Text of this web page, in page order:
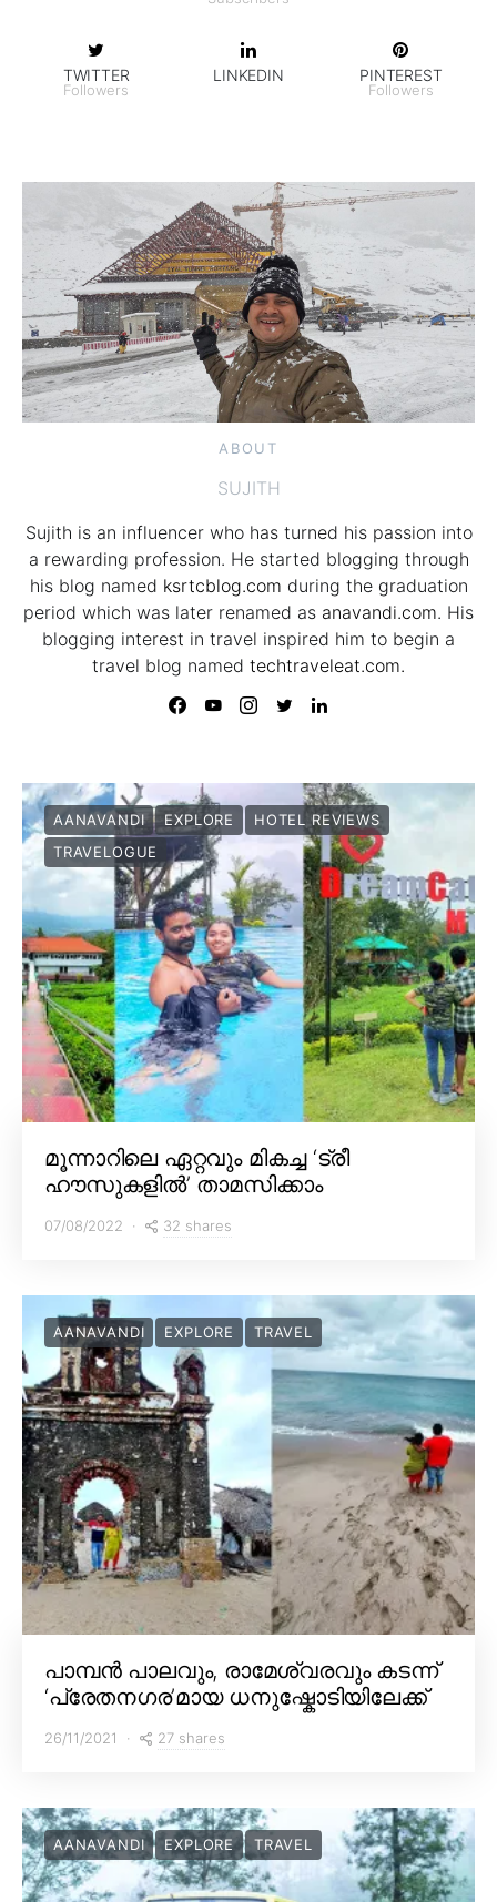
TWITTER
Followers
LINKEDIN PINTEREST
Followers
ABOUT
SUJITH
Sujith is an influencer who has turned his passion into
a rewarding profession. He started blogging through
his blog named ksrtcblog.com during the graduation
period which was later renamed as anavandi.com. His
blogging interest in travel inspired him to begin a
travel blog named techtraveleat.com.
AANAVANDI EXPLORE
HOTEL REVIEWS
TRAVELOGUE
മൂന്നാറിലെ ഏറ്റവും മികച്ച ‘ട്രീ
ഹൗസുകളിൽ’ താമസിക്കാം
07/08/2022 32 shares
AANAVANDI EXPLORE TRAVEL
പാമ്പൻ പാലവും, രാമേശ്വരവും കടന്ന്
‘പ്രേതനഗര’മായ ധനുഷ്കോടിയിലേക്ക്
26/11/2021 27 shares
AANAVANDI EXPLORE TRAVEL